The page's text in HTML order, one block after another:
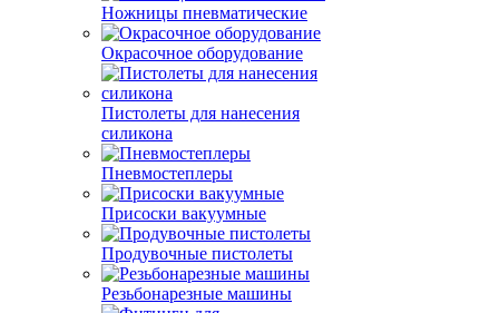
Ножницы пневматические
Окрасочное оборудование
Пистолеты для нанесения
силикона
Пневмостеплеры
Присоски вакуумные
Продувочные пистолеты
Резьбонарезные машины